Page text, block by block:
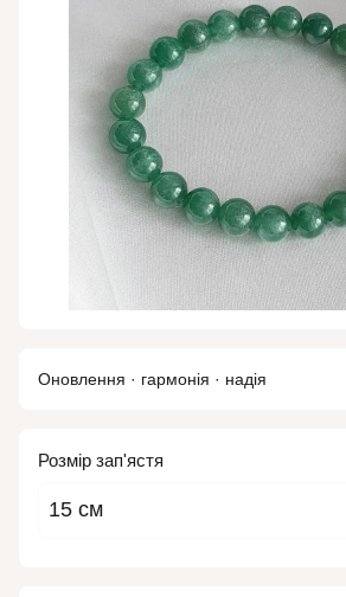
Оновлення · гармонія · надія
Розмір зап'ястя
15 см